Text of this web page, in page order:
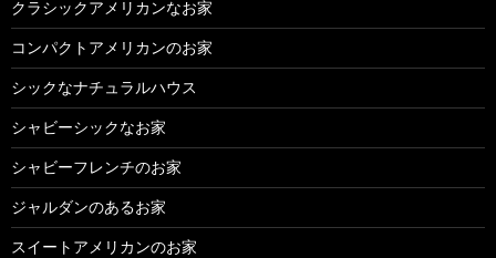
クラシックアメリカンなお家
コンパクトアメリカンのお家
シックなナチュラルハウス
シャビーシックなお家
シャビーフレンチのお家
ジャルダンのあるお家
スイートアメリカンのお家